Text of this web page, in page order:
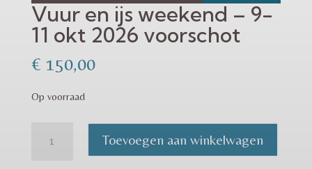
Vuur en ijs weekend – 9-
11 okt 2026 voorschot
€ 150,00
Op voorraad
Toevoegen aan winkelwagen